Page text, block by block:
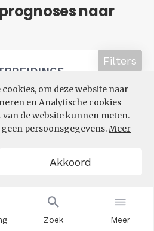
Zoek Meer
om deze website naar
en Analytische cookies
de website kunnen meten.
persoonsgegevens.Meer
Akkoord
naar
NAAR
Filters